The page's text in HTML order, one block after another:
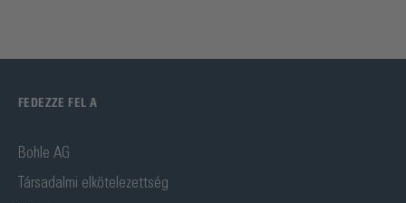
FEDEZZE FEL A
Bohle AG
Társadalmi elkötelezettség